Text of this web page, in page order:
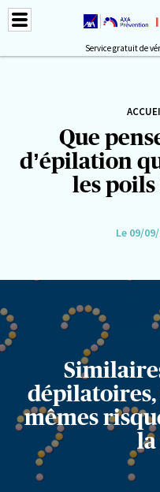
Service gratuit de
Que
d’épilation
les poils
Le 09/
dépilatoires,
mêmes
la